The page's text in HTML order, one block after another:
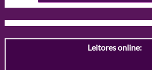
Leitores online: